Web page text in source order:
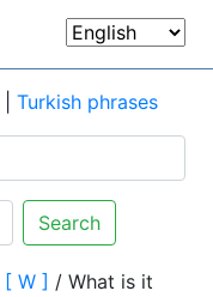
Turkish phrases
Search
[ W ] / What is it